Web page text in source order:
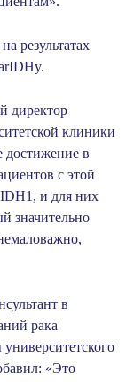
результатах
директор
клиники
достижение в
с этой
и для них
значительно
в
рака
«Это